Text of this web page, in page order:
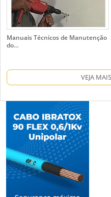
Manuais Técnicos de Manutenção
do...
VEJA